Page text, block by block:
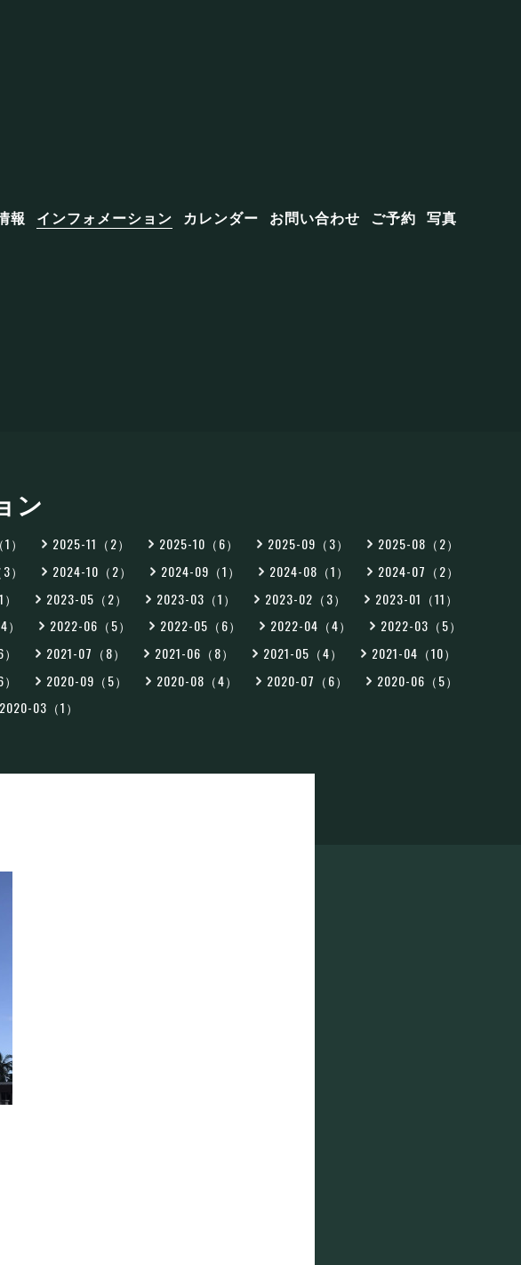
報 インフォメーション カレンダー お問い合わせ ご予約 写真
ン
） 2025-11（2） 2025-10（6） 2025-09（3）
2025-08（2）
） 2024-10（2） 2024-09（1） 2024-08（1）
2024-07（2）
2023-05（2） 2023-03（1） 2023-02（3）
2023-01（11）
2022-06（5） 2022-05（6） 2022-04（4）
2022-03（5）
2021-07（8） 2021-06（8） 2021-05（4）
2021-04（10）
2020-09（5） 2020-08（4） 2020-07（6）
2020-06（5）
2020-03（1）